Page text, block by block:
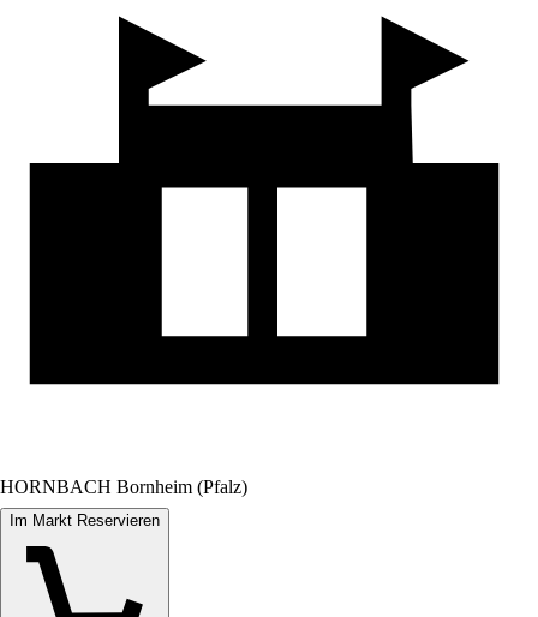
HORNBACH Bornheim (Pfalz)
Im Markt Reservieren